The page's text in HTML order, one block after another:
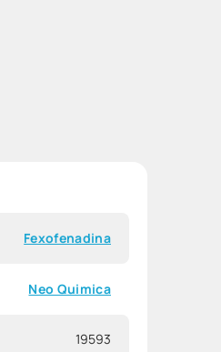
Fexofenadina
Neo Quimica
19593